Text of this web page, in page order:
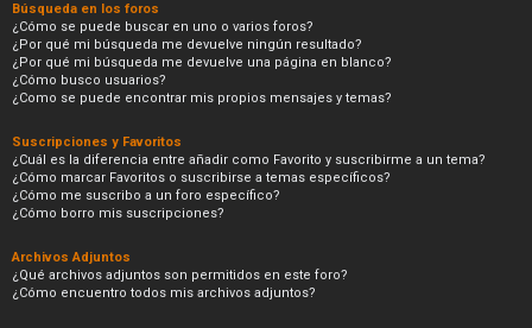
Búsqueda en los foros
¿Cómo se puede buscar en uno o varios foros?
¿Por qué mi búsqueda me devuelve ningún resultado?
¿Por qué mi búsqueda me devuelve una página en blanco?
¿Cómo busco usuarios?
¿Como se puede encontrar mis propios mensajes y temas?
Suscripciones y Favoritos
¿Cuál es la diferencia entre añadir como Favorito y suscribirme a un tema?
¿Cómo marcar Favoritos o suscribirse a temas específicos?
¿Cómo me suscribo a un foro específico?
¿Cómo borro mis suscripciones?
Archivos Adjuntos
¿Qué archivos adjuntos son permitidos en este foro?
¿Cómo encuentro todos mis archivos adjuntos?